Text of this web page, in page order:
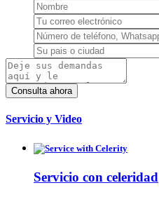
Servicio y Video
Servicio con celeridad